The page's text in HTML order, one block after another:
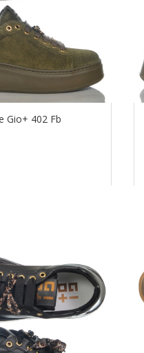
Gio+ 402 Fb